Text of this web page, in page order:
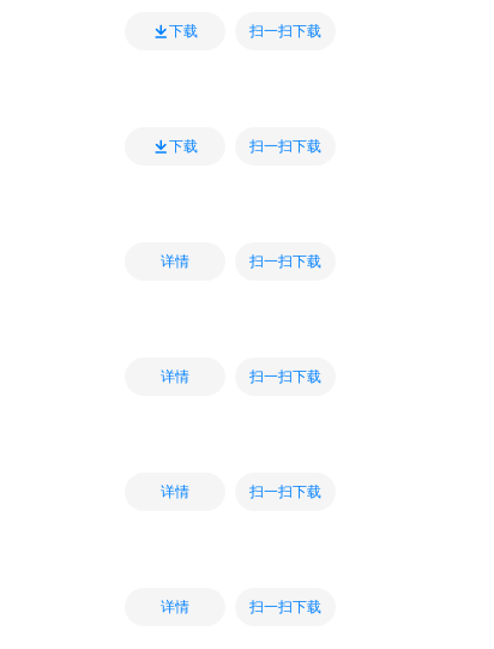
下载 扫一扫下载
下载 扫一扫下载
详情 扫一扫下载
详情 扫一扫下载
详情 扫一扫下载
详情 扫一扫下载